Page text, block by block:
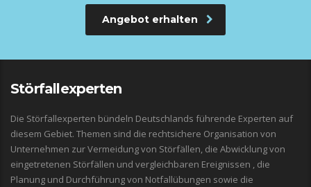
Angebot erhalten
Störfallexperten
Die Störfallexperten bündeln Deutschlands führende Experten auf
diesem Gebiet. Themen sind die rechtsichere Organisation von
Unternehmen zur Vermeidung von Störfällen, die Abwicklung von
eingetretenen Störfällen und vergleichbaren Ereignissen , die
Planung und Durchführung von Notfallübungen sowie die